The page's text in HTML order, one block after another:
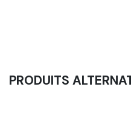
PRODUITS